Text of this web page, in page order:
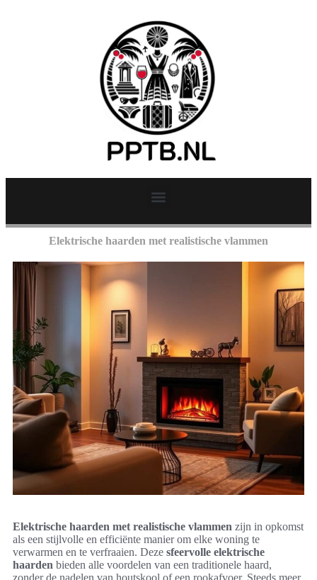
Elektrische haarden met realistische vlammen
Elektrische haarden met realistische vlammen zijn in opkomst
als een stijlvolle en efficiënte manier om elke woning te
verwarmen en te verfraaien. Deze sfeervolle elektrische
haarden bieden alle voordelen van een traditionele haard,